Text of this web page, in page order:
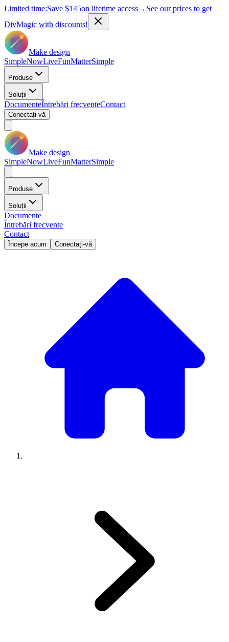
Limited time:Save $145on lifetime access→ See our prices to get
DivMagic with discounts!
Make design
SimpleNowLiveFunMatterSimple
Produse
Soluții
DocumenteÎntrebări frecventeContact
Conectați-vă
Make design
SimpleNowLiveFunMatterSimple
Produse
Soluții
Documente
Întrebări frecvente
Contact
Începe acum Conectați-vă